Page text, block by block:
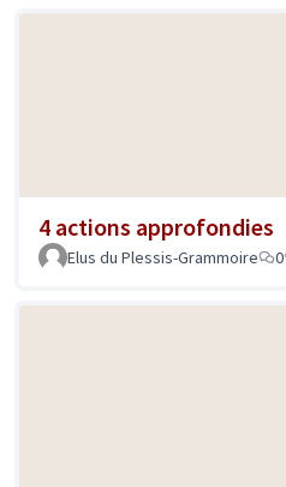
4 actions approfondies
Elus du Plessis-Grammoire
0